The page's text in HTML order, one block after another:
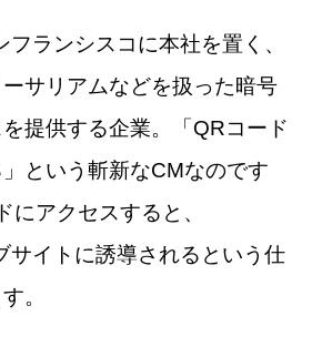
ランシスコに本社を置く、
サリアムなどを扱った暗号
提供する企業。「QRコード
という斬新なCMなのです
にアクセスすると、
サイトに誘導されるという仕
。